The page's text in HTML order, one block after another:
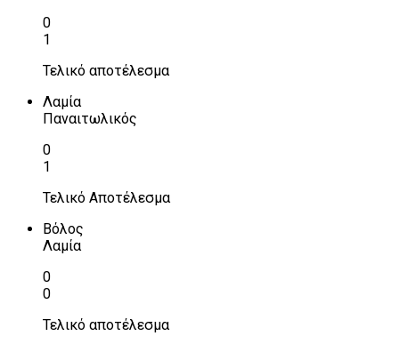
0
1
Τελικό αποτέλεσμα
Λαμία
Παναιτωλικός
0
1
Τελικό Αποτέλεσμα
Βόλος
Λαμία
0
0
Τελικό αποτέλεσμα